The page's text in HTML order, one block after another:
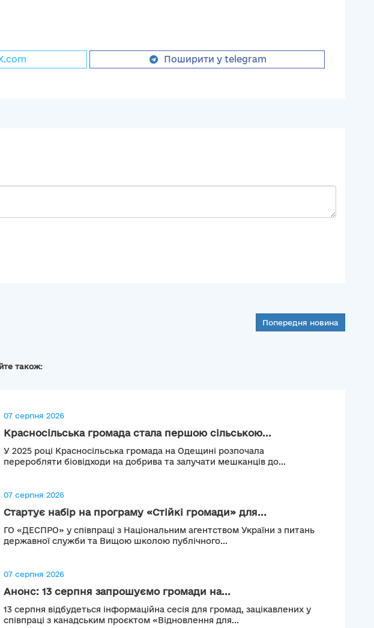
Поширити у telegram
Попередня новина
також:
07 серпня 2026
Красносільська громада стала першою сільською...
У 2025 році Красносільська громада на Одещині розпочала
переробляти біовідходи на добрива та залучати мешканців до...
07 серпня 2026
Стартує набір на програму «Стійкі громади» для...
ГО «ДЕСПРО» у співпраці з Національним агентством України з питань
державної служби та Вищою школою публічного...
07 серпня 2026
Анонс: 13 серпня запрошуємо громади на...
13 серпня відбудеться інформаційна сесія для громад, зацікавлених у
співпраці з канадським проєктом «Відновлення для...